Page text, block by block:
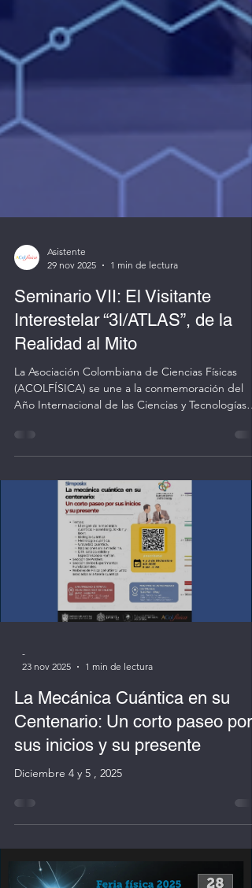
29 nov 2025
1 min de lectura
Seminario VII: El Visitante
Interestelar “3I/ATLAS”, de la
Realidad al Mito
La Asociación Colombiana de Ciencias Físicas
Año Internacional de las Ciencias y Tecnologías
perspectivas de esta área que está
el mundo. Tema: El Visitante Interestelar
“3I/ATLAS”, de la Realidad al Mito Conferencista:
Alberto Quijano Vodniza Fecha: 03 de diciembre
de 2025 Hora: 4:00 p.m. (hora Colombia)
Inscripciones
23 nov 2025
1 min de lectura
La Mecánica Cuántica en su
Centenario: Un corto paseo por
sus inicios y su presente
Diciembre 4 y 5 , 2025